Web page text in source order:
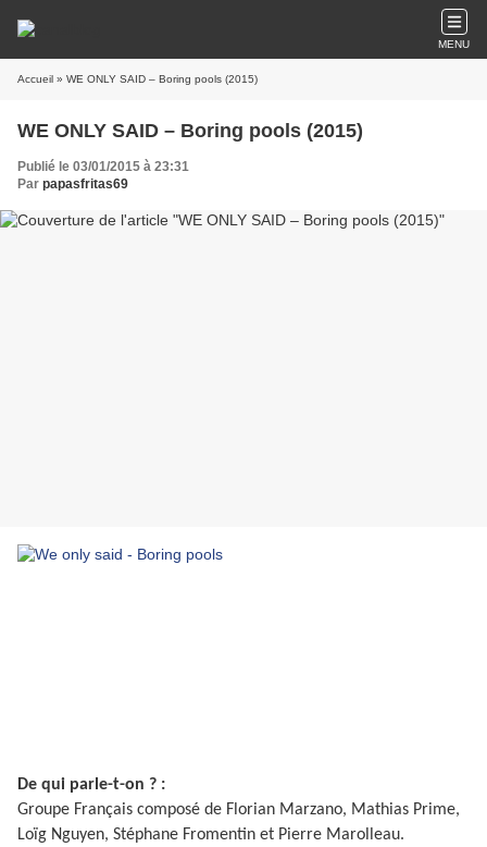
MENU
Accueil » WE ONLY SAID – Boring pools (2015)
WE ONLY SAID – Boring pools (2015)
Publié le 03/01/2015 à 23:31
Par papasfritas69
De qui parle-t-on ? :
Groupe Français composé de Florian Marzano, Mathias Prime,
Loïg Nguyen, Stéphane Fromentin et Pierre Marolleau.